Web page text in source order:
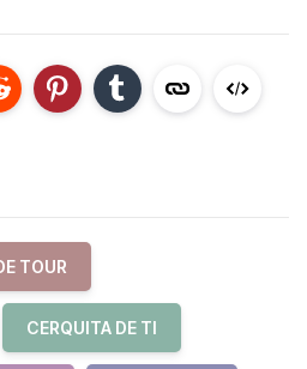
TOUR
CERQUITA DE TI